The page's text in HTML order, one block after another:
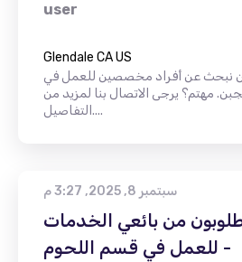
user
Glendale CA US
نبحث عن أفراد مخصصين للعمل في
مهتم؟ يرجى الاتصال بنا لمزيد من
التفاصيل....
سبتمبر 8, 2025, 3:27 م
من بائعي الخدمات
للعمل في قسم اللحوم -